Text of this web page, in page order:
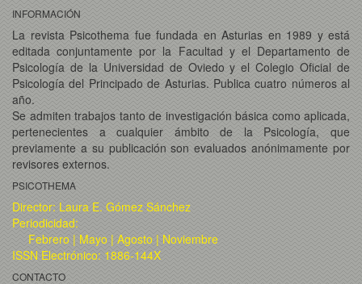
INFORMACIÓN
La revista Psicothema fue fundada en Asturias en 1989 y está
editada conjuntamente por la Facultad y el Departamento de
Psicología de la Universidad de Oviedo y el Colegio Oficial de
Psicología del Principado de Asturias. Publica cuatro números al
año.
Se admiten trabajos tanto de investigación básica como aplicada,
pertenecientes a cualquier ámbito de la Psicología, que
previamente a su publicación son evaluados anónimamente por
revisores externos.
PSICOTHEMA
Director: Laura E. Gómez Sánchez
Periodicidad:
Febrero | Mayo | Agosto | Noviembre
ISSN Electrónico: 1886-144X
CONTACTO